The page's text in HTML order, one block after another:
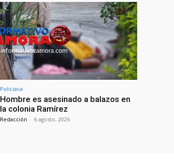
Policiaca
Hombre es asesinado a balazos en
la colonia Ramírez
Redacción - 6 agosto, 2026